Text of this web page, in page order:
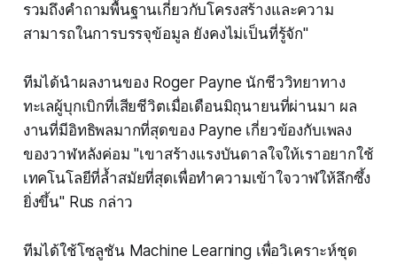
รวมถึงคำถามพื้นฐานเกี่ยวกับโครงสร้างและความ
สามารถในการบรรจุข้อมูล ยังคงไม่เป็นที่รู้จัก"
ทีมได้นำผลงานของ Roger Payne นักชีววิทยาทาง
ทะเลผู้บุกเบิกที่เสียชีวิตเมื่อเดือนมิถุนายนที่ผ่านมา ผล
งานที่มีอิทธิพลมากที่สุดของ Payne เกี่ยวข้องกับเพลง
ของวาฬหลังค่อม "เขาสร้างแรงบันดาลใจให้เราอยากใช้
เทคโนโลยีที่ล้ำสมัยที่สุดเพื่อทำความเข้าใจวาฬให้ลึกซึ้ง
ยิ่งขึ้น" Rus กล่าว
ทีมได้ใช้โซลูชัน Machine Learning เพื่อวิเคราะห์ชุด